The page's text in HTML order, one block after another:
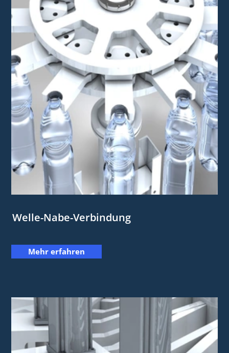
Welle-Nabe-Verbindung
Mehr erfahren